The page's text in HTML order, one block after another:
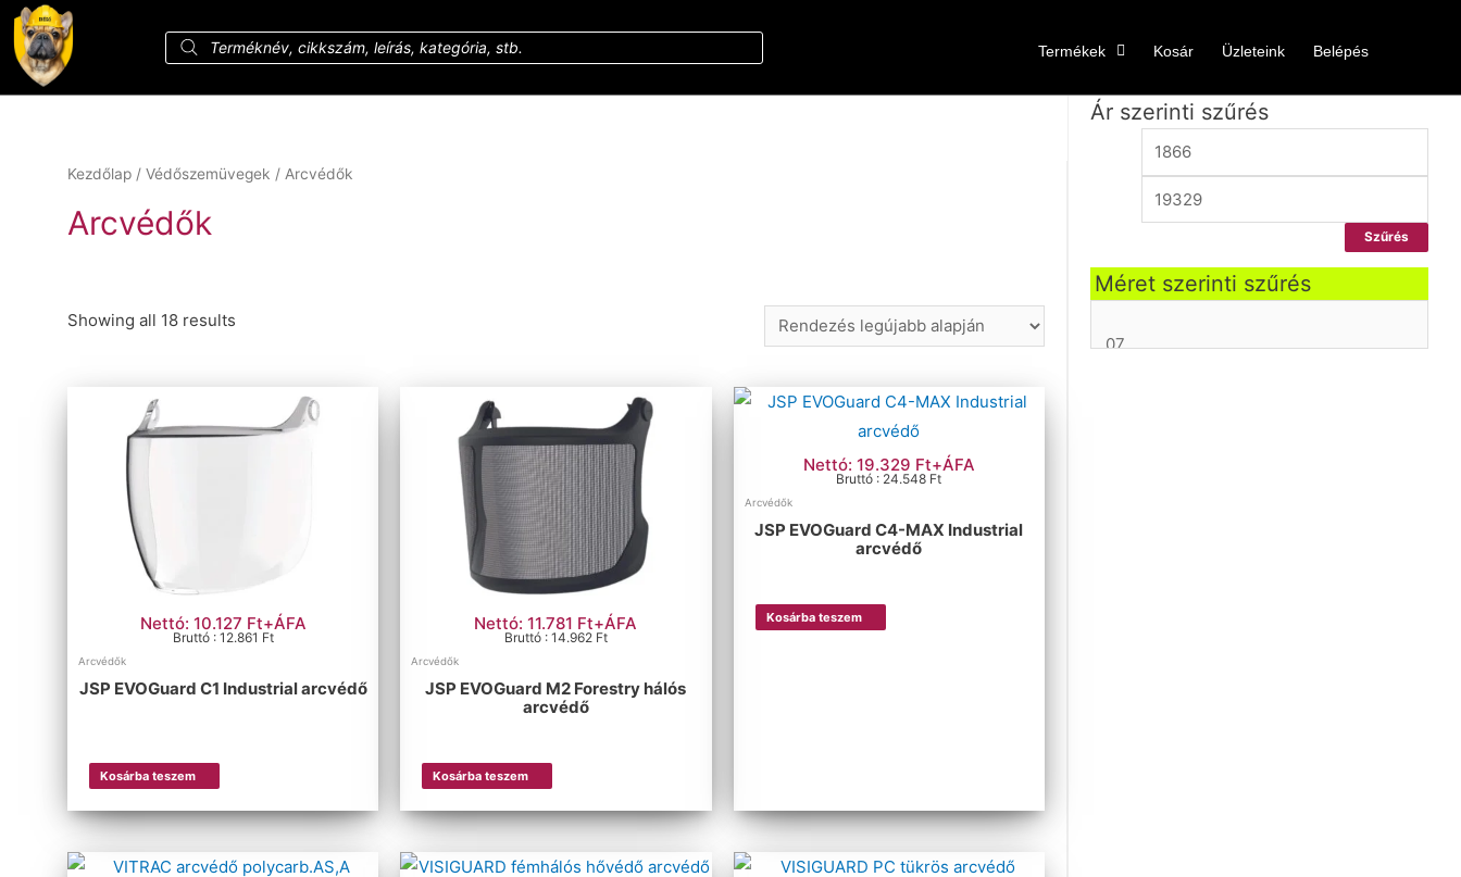
Termékek Kosár Üzleteink Belépés
Kezdőlap / Védőszemüvegek / Arcvédők
Arcvédők
Méret szerinti szűrés
Showing all 18 results
Nettó: 10.127 Ft+ÁFA
Bruttó : 12.861 Ft
Arcvédők
JSP EVOGuard C1 Industrial arcvédő
Kosárba teszem
Nettó: 11.781 Ft+ÁFA
Bruttó : 14.962 Ft
Arcvédők
JSP EVOGuard M2 Forestry hálós
arcvédő
Kosárba teszem
Nettó: 19.329 Ft+ÁFA
Bruttó : 24.548 Ft
Arcvédők
JSP EVOGuard C4-MAX Industrial
arcvédő
Kosárba teszem
Ár szerinti szűrés
Szűrés
Méret szerinti szűrés